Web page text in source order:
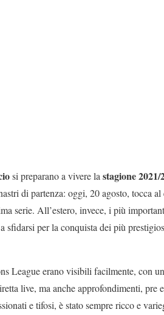
si preparano a vivere lastagione 2021/
di partenza: oggi, 20 agosto, tocca
serie. All’estero, invece, i più
per la conquista dei più
League erano visibili facilmente, con
live, ma anche approfondimenti, pre
e tifosi, è stato sempre ricco e